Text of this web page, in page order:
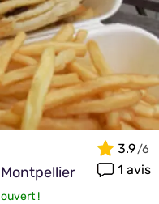
3.9
1 avis
!